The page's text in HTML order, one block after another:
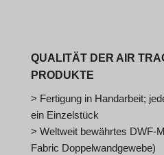
QUALITÄT DER AIR
PRODUKTE
> Fertigung in Handarbeit;
ein Einzelstück
> Weltweit bewährtes DWF-
Fabric Doppelwandgewebe)